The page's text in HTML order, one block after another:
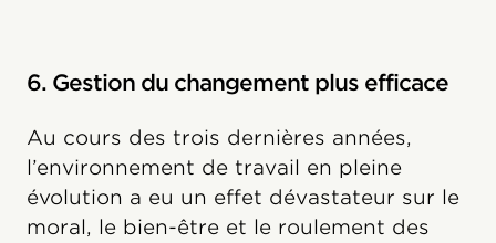
6. Gestion du changement plus efficace
Au cours des trois dernières années,
l’environnement de travail en pleine
évolution a eu un effet dévastateur sur le
moral, le bien-être et le roulement des